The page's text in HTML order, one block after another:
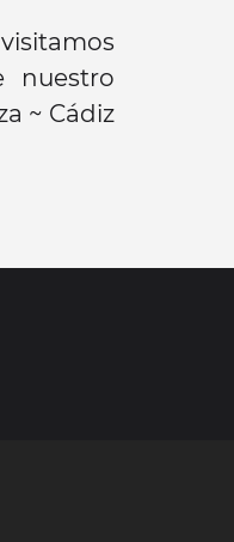
nuestro
~ Cádiz